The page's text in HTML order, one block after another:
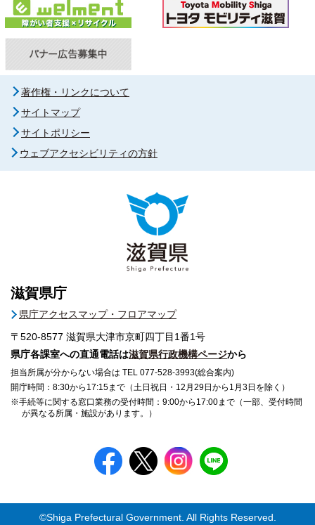
著作権・リンクについて
サイトマップ
サイトポリシー
ウェブアクセシビリティの方針
滋賀県庁
県庁アクセスマップ・フロアマップ
〒520-8577 滋賀県大津市京町四丁目1番1号
県庁各課室への直通電話は滋賀県行政機構ページから
担当所属が分からない場合は TEL 077-528-3993(総合案内)
開庁時間：8:30から17:15まで（土日祝日・12月29日から1月3日を除く）
※手続等に関する窓口業務の受付時間：9:00から17:00まで（一部、受付時間
が異なる所属・施設があります。）
©Shiga Prefectural Government. All Rights Reserved.